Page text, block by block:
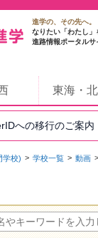
進学の、その先へ。
なりたい「わたし」
進路情報ポータルサ
東海・
への移行のご案内
学校) 学校一覧 動画